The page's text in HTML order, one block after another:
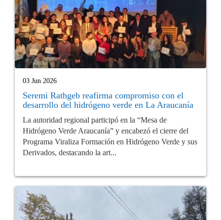
03 Jun 2026
Seremi Rathgeb reafirma compromiso con el
desarrollo del hidrógeno verde en La Araucanía
La autoridad regional participó en la “Mesa de
Hidrógeno Verde Araucanía” y encabezó el cierre del
Programa Viraliza Formación en Hidrógeno Verde y sus
Derivados, destacando la art...